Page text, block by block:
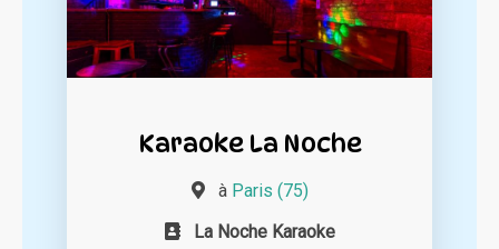
Karaoke La Noche
à Paris (75)
La Noche Karaoke